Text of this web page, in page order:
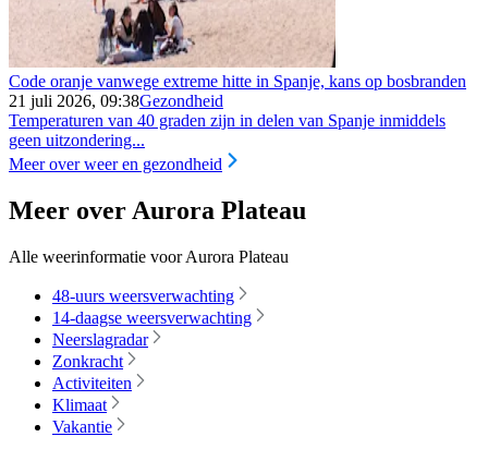
Code oranje vanwege extreme hitte in Spanje, kans op bosbranden
21 juli 2026, 09:38Gezondheid
Temperaturen van 40 graden zijn in delen van Spanje inmiddels
geen uitzondering...
Meer over weer en gezondheid
Meer over Aurora Plateau
Alle weerinformatie voor Aurora Plateau
48-uurs weersverwachting
14-daagse weersverwachting
Neerslagradar
Zonkracht
Activiteiten
Klimaat
Vakantie